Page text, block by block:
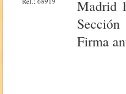
Madrid
Firma